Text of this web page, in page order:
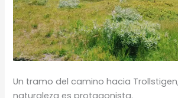
Un tramo del camino hacia